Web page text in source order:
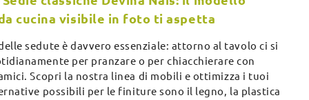
cucina visibile in foto ti aspetta
sedute è davvero essenziale: attorno al tavolo ci si
per pranzare o per chiacchierare con
Scopri la nostra linea di mobili e ottimizza i tuoi
possibili per le finiture sono il legno, la plastica